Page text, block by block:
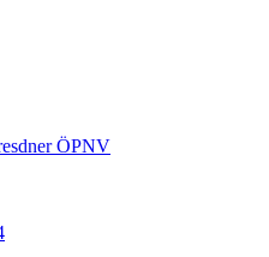
ÖPNV